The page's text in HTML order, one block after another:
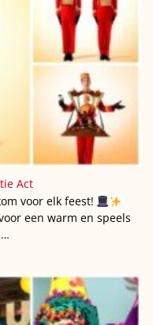
Act
voor elk feest!
een warm en speels